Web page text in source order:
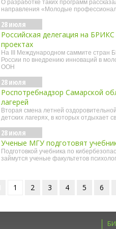
О разработке таких программ
направления «Молодые
28 июля
Российская делегация на
проектах
На III Международном саммите стран
России по внедрению инноваций в
ООН
28 июля
Роспотребнадзор Самарской
лагерей
Вторая смена летней
детских лагерях, в которых отдыхает
28 июля
Ученые МГУ подготовят
Подготовкой учебника по
займутся ученые факультетов
1 2 3 4 5 6